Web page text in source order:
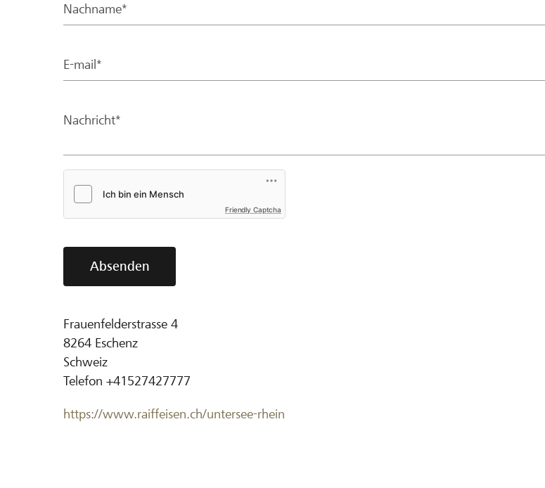
Nachname*
E-mail*
Nachricht*
Friendly Captcha
Absenden
Frauenfelderstrasse 4
8264 Eschenz
Schweiz
Telefon +41527427777
https://www.raiffeisen.ch/untersee-rhein